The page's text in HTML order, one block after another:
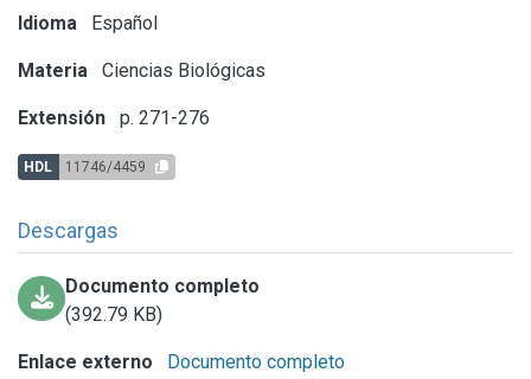
Idioma Español
Materia Ciencias Biológicas
Extensión p. 271-276
HDL 11746/4459
Descargas
Documento completo
(392.79 KB)
Enlace externo Documento completo